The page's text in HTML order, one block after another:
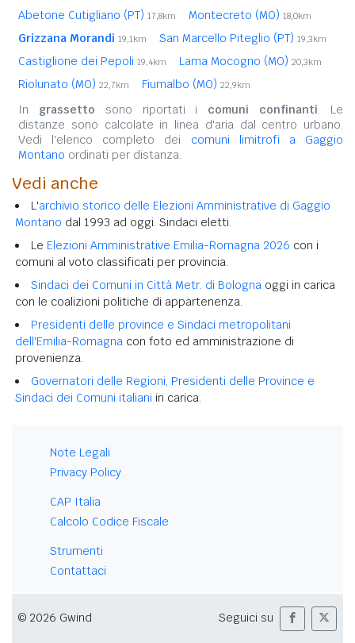
Abetone Cutigliano (PT) 17,8km Montecreto (MO) 18,0km
Grizzana Morandi 19,1km San Marcello Piteglio (PT) 19,3km
Castiglione dei Pepoli 19,4km Lama Mocogno (MO) 20,3km
Riolunato (MO) 22,7km Fiumalbo (MO) 22,9km
In grassetto sono riportati i comuni confinanti. Le
distanze sono calcolate in linea d'aria dal centro urbano.
Vedi l'elenco completo dei comuni limitrofi a Gaggio
Montano ordinati per distanza.
Vedi anche
L'archivio storico delle Elezioni Amministrative di Gaggio
Montano dal 1993 ad oggi. Sindaci eletti.
Le Elezioni Amministrative Emilia-Romagna 2026 con i
comuni al voto classificati per provincia.
Sindaci dei Comuni in Città Metr. di Bologna oggi in carica
con le coalizioni politiche di appartenenza.
Presidenti delle province e Sindaci metropolitani
dell'Emilia-Romagna con foto ed amministrazione di
provenienza.
Governatori delle Regioni, Presidenti delle Province e
Sindaci dei Comuni italiani in carica.
Note Legali
Privacy Policy
CAP Italia
Calcolo Codice Fiscale
Strumenti
Contattaci
© 2026 Gwind Seguici su